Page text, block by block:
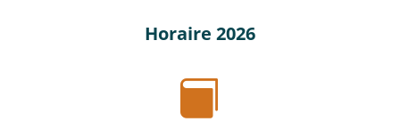
Horaire 2026
